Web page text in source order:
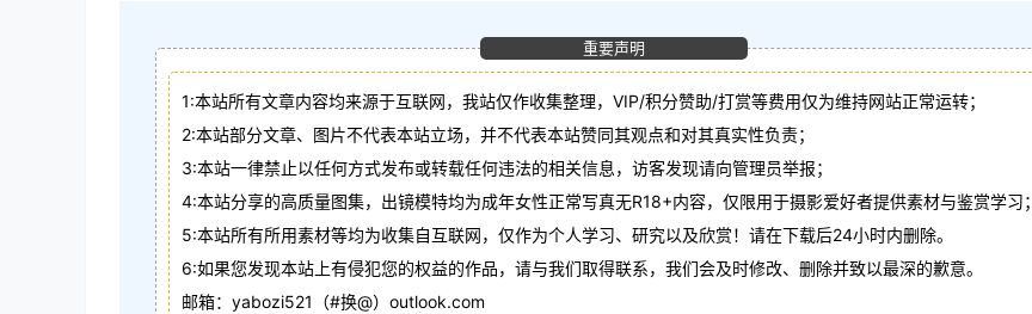
重要声明
1:本站所有文章内容均来源于互联网，我站仅作收集整理，VIP/积分赞助/打赏等费用仅为维持网站正常运转；
2:本站部分文章、图片不代表本站立场，并不代表本站赞同其观点和对其真实性负责；
3:本站一律禁止以任何方式发布或转载任何违法的相关信息，访客发现请向管理员举报；
4:本站分享的高质量图集，出镜模特均为成年女性正常写真无R18+内容，仅限用于摄影爱好者提供素材与鉴赏学习；
5:本站所有所用素材等均为收集自互联网，仅作为个人学习、研究以及欣赏！请在下载后24小时内删除。
6:如果您发现本站上有侵犯您的权益的作品，请与我们取得联系，我们会及时修改、删除并致以最深的歉意。
邮箱：yabozi521（#换@）outlook.com